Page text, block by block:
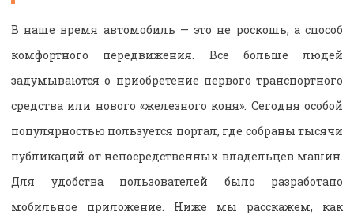
В наше время автомобиль — это не роскошь, а способ
комфортного передвижения. Все больше людей
задумываются о приобретение первого транспортного
средства или нового «железного коня». Сегодня особой
популярностью пользуется портал, где собраны тысячи
публикаций от непосредственных владельцев машин.
Для удобства пользователей было разработано
мобильное приложение. Ниже мы расскажем, как